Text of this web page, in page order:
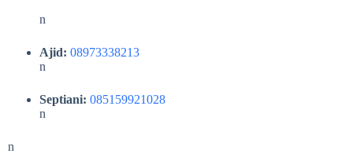
n
Ajid: 08973338213
n
Septiani: 085159921028
n
n